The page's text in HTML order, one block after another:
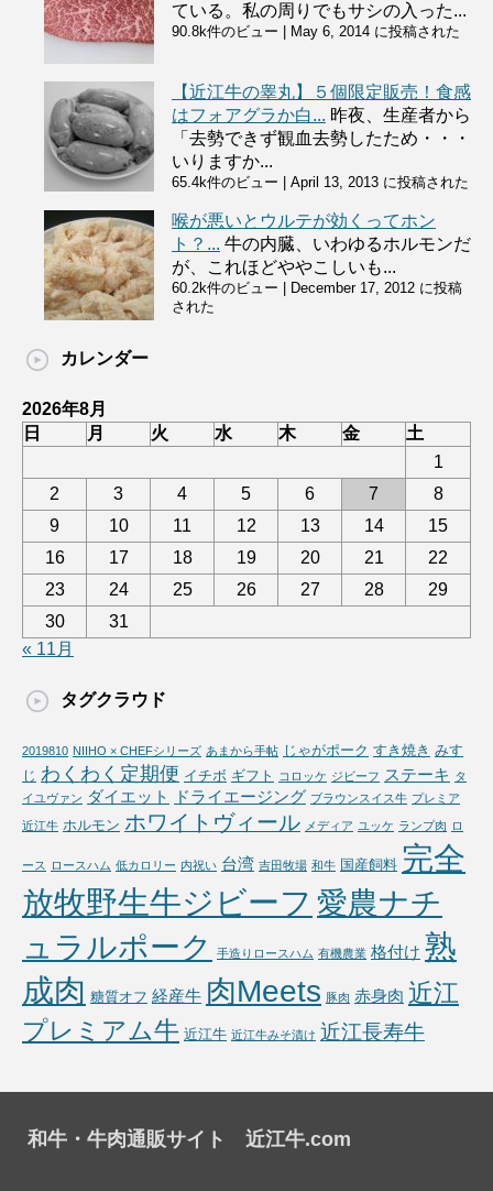
ている。私の周りでもサシの入った...
90.8k件のビュー May 6, 2014 に投稿された
【近江牛の睾丸】５個限定販売！食感
はフォアグラか白... 昨夜、生産者から
「去勢できず観血去勢したため・・・
いりますか...
65.4k件のビュー April 13, 2013 に投稿された
喉が悪いとウルテが効くってホン
ト？... 牛の内臓、いわゆるホルモンだ
が、これほどややこしいも...
60.2k件のビュー
December 17, 2012 に投稿
された
カレンダー
2026年8月
日
月 火 水 木 金
土
1
2
3 4 5 6 7
8
9
10 11 12 13 14
15
16
17 18 19 20 21
22
23
24 25 26 27 28
29
30
31
« 11月
タグクラウド
2019810 NIIHO × CHEFシリーズ あまから手帖 じゃがポーク すき焼き みす
じ わくわく定期便 イチボ ギフト コロッケ ジビーフ ステーキ タ
イユヴァン ダイエット ドライエージング ブラウンスイス牛 プレミア
近江牛 ホルモン ホワイトヴィール メディア ユッケ ランプ肉 ロ
ース ロースハム 低カロリー 内祝い 台湾 吉田牧場 和牛 国産飼料 完全
放牧野生牛ジビーフ 愛農ナチ
ュラルポーク
手造りロースハム 有機農業 格付け 熟
成肉 糖質オフ 経産牛 肉Meets 豚肉 赤身肉 近江
プレミアム牛 近江牛 近江牛みそ漬け 近江長寿牛
和牛・牛肉通販サイト 近江牛.com